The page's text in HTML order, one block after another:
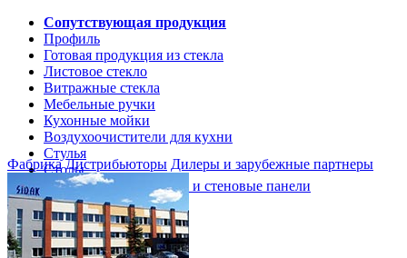
Сопутствующая продукция
Профиль
Готовая продукция из стекла
Листовое стекло
Витражные стекла
Мебельные ручки
Кухонные мойки
Воздухоочистители для кухни
Стулья
Столы
Кухонные столешницы и стеновые панели
Кухни и мебель
Кухни Softline Marine
Кухни Сидак-СП
Фабрика Дистрибьюторы Дилеры и зарубежные партнеры